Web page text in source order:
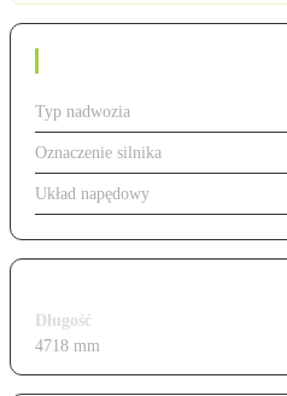
Typ nadwozia
Oznaczenie silnika
Układ napędowy
Długość
4718 mm